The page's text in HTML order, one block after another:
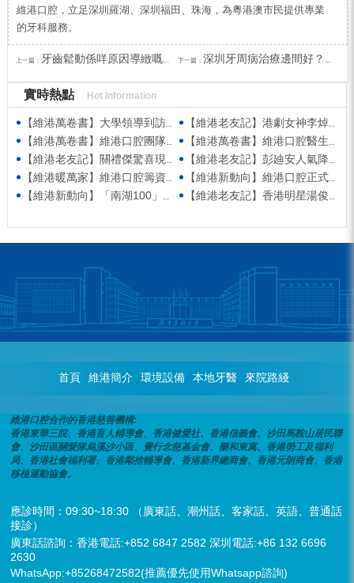
維港口腔，立足深圳羅湖、深圳福田、珠海，為粵港澳市民提供專業
的牙科服務。
上一篇： 牙齒鬆動係咩原因導緻嘅？深圳牙周病治療收費？ 下一篇： 深圳牙周病治療邊間好？深圳牙周治療費用？
實時熱點 Hot Information
【維港萬卷書】大學領導到訪維港口腔參觀交流 高度讚賞院感消毒與規範化管理
【維港老友記】港劇女神李焯寧現身維港口腔擔任一日店長，分享護牙心得
【維港萬卷書】維港口腔團隊走進香港書展 感受閱讀力量拓寬專業視野
【維港萬卷書】維港口腔醫生團隊受邀參與美國登士柏西諾德專題研討 聚焦無牙頜種植修復前沿策略
【維港老友記】關禮傑驚喜現身維港口腔出任明星一日CEO 即場演繹同分享經驗！
【維港老友記】彭廸安人氣降臨維港口腔任明星一日店長 勁歌熱舞快閃表演點燃全場！
【維港暖萬家】維港口腔籌資捐款援助廣西洪澇災區 攜手香港廣西南寧同鄉會共獻愛心
【維港新動向】維港口腔正式獲聘為「羅湖區社會醫療機構行業協會監事單位」
【維港新動向】「南湖100」品牌發佈會 維港口腔獲評「突出貢獻企業」殊榮
【維港老友記】香港明星湯俊明驚喜現身維港口腔 擔任明星一日店長！
首頁 維港簡介 環境設備 本地牙醫 來院路綫
維港口腔合作的香港慈善機構:
香港東華三院、香港盲人輔導會、香港健愛社、香港信義會、沙田馬鞍山居民聯
會、沙田區關愛隊烏溪沙小區、覺行念慈基金會、樂和東寓、香港勞工及福利
局、香港社會福利署、香港鄰捨輔導會、香港新界總商會、香港元朗商會、香港
移植運動協會。
應診時間：09:30~18:30 （廣東話、潮州話、客家話、英語、普通話
接診）
廣東話諮詢：香港電話:+852 6847 2582 深圳電話:+86 132 6696
2630
WhatsApp:+85268472582(推薦優先使用Whatsapp諮詢)